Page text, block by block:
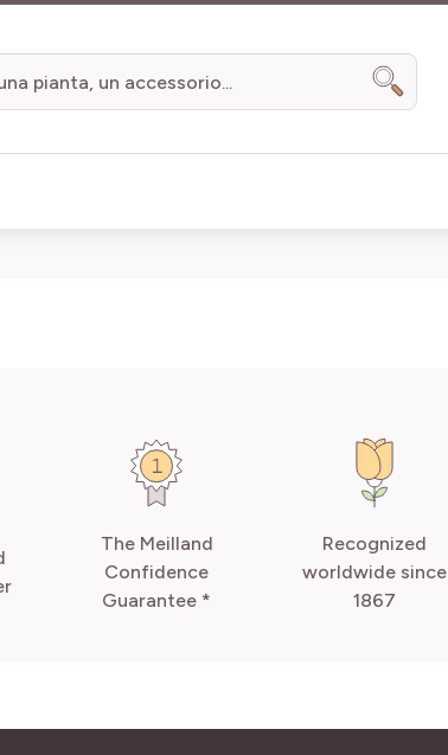
Search
The Meilland
Confidence
Guarantee *
Recognized
worldwide since
1867